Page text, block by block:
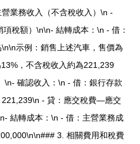
業務收入（不含稅收入）\n -
稅額）\n\n- 結轉成本：\n - 借：
示例：銷售上述汽車，售價為
，不含稅收入約為221,239
\n- 確認收入：\n - 借：銀行存款
- 貸：應交稅費—應交
結轉成本：\n - 借：主營業務成
3. 相關費用和稅費